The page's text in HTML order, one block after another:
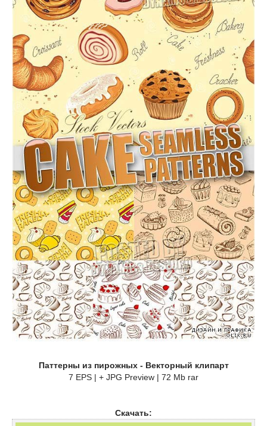
Паттерны из пирожных - Векторный клипарт
7 EPS | + JPG Preview | 72 Mb rar
Скачать: